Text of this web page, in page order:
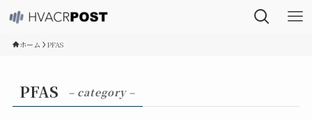
ホーム PFAS
PFAS – category –